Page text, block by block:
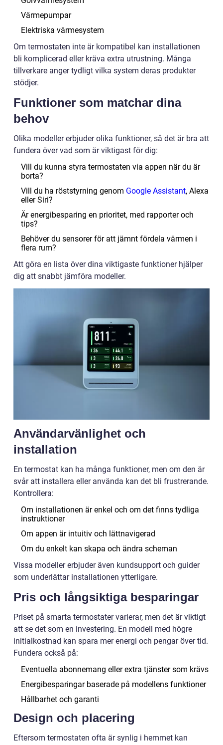
Värmepumpar
Elektriska värmesystem
Om termostaten inte är kompatibel kan installationen
bli komplicerad eller kräva extra utrustning. Många
tillverkare anger tydligt vilka system deras produkter
stödjer.
Funktioner som matchar dina
behov
Olika modeller erbjuder olika funktioner, så det är bra att
fundera över vad som är viktigast för dig:
Vill du kunna styra termostaten via appen när du är
borta?
Vill du ha röststyrning genom Google Assistant, Alexa
eller Siri?
Är energibesparing en prioritet, med rapporter och
tips?
Behöver du sensorer för att jämnt fördela värmen i
flera rum?
Att göra en lista över dina viktigaste funktioner hjälper
dig att snabbt jämföra modeller.
Användarvänlighet och
installation
En termostat kan ha många funktioner, men om den är
svår att installera eller använda kan det bli frustrerande.
Kontrollera:
Om installationen är enkel och om det finns tydliga
instruktioner
Om appen är intuitiv och lättnavigerad
Om du enkelt kan skapa och ändra scheman
Vissa modeller erbjuder även kundsupport och guider
som underlättar installationen ytterligare.
Pris och långsiktiga besparingar
Priset på smarta termostater varierar, men det är viktigt
att se det som en investering. En modell med högre
initialkostnad kan spara mer energi och pengar över tid.
Fundera också på:
Eventuella abonnemang eller extra tjänster som krävs
Energibesparingar baserade på modellens funktioner
Hållbarhet och garanti
Design och placering
Eftersom termostaten ofta är synlig i hemmet kan